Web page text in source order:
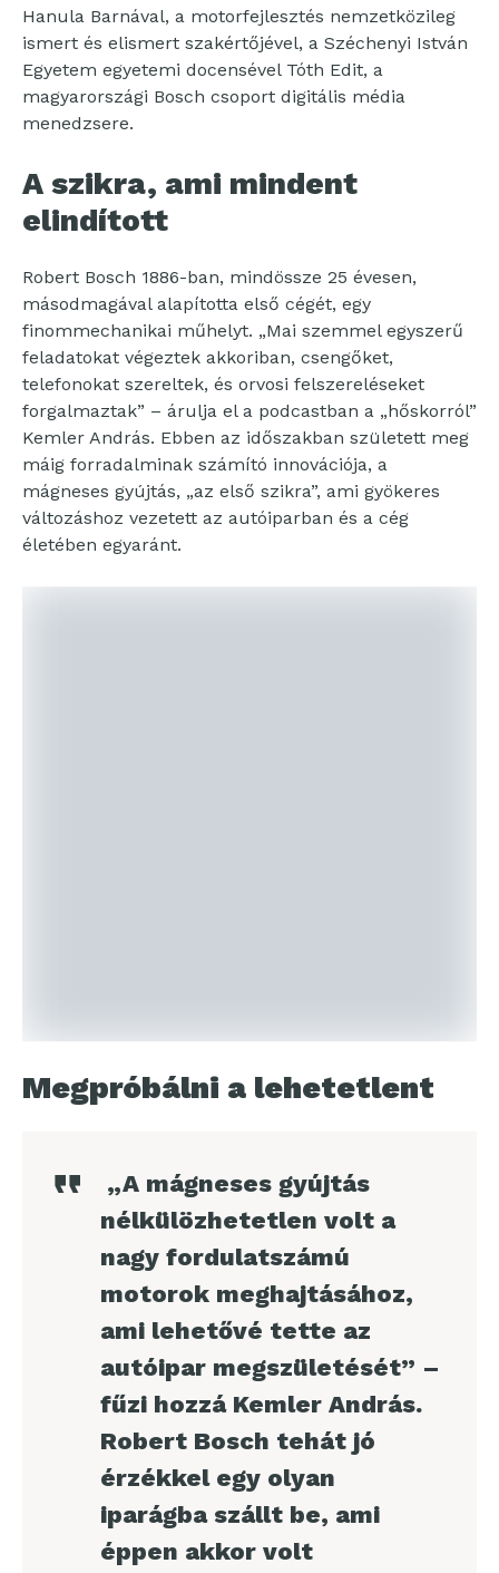
Hanula Barnával, a motorfejlesztés nemzetközileg
ismert és elismert szakértőjével, a Széchenyi István
Egyetem egyetemi docensével Tóth Edit, a
magyarországi Bosch csoport digitális média
menedzsere.
A szikra, ami mindent
elindított
Robert Bosch 1886-ban, mindössze 25 évesen,
másodmagával alapította első cégét, egy
finommechanikai műhelyt. „Mai szemmel egyszerű
feladatokat végeztek akkoriban, csengőket,
telefonokat szereltek, és orvosi felszereléseket
forgalmaztak” – árulja el a podcastban a „hőskorról”
Kemler András. Ebben az időszakban született meg
máig forradalminak számító innovációja, a
mágneses gyújtás, „az első szikra”, ami gyökeres
változáshoz vezetett az autóiparban és a cég
életében egyaránt.
Megpróbálni a lehetetlent
„A mágneses gyújtás
nélkülözhetetlen volt a
nagy fordulatszámú
motorok meghajtásához,
ami lehetővé tette az
autóipar megszületését” –
fűzi hozzá Kemler András.
Robert Bosch tehát jó
érzékkel egy olyan
iparágba szállt be, ami
éppen akkor volt